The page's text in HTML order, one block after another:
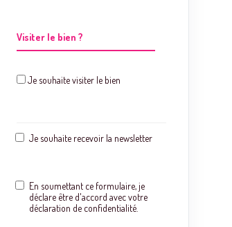
Visiter le bien ?
Je souhaite visiter le bien
Je souhaite recevoir la newsletter
En soumettant ce formulaire, je
déclare être d'accord avec votre
déclaration de confidentialité.